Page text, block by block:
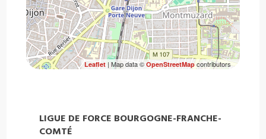
Leaflet| Map data ©OpenStreetMapcontributors
LIGUE DE FORCE BOURGOGNE-FRANCHE-
COMTÉ